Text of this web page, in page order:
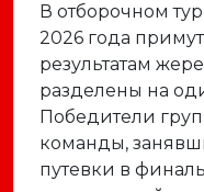
В отборочном
2026 года
результатам
разделены на
Победители
команды,
путевки в